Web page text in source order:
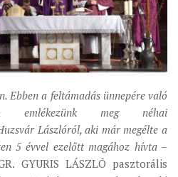
Ebben a feltámadás ünnepére való
emlékezünk meg néhai
Lászlóról, aki már megélte a
5 évvel ezelőtt magához hívta–
GYURIS LÁSZLÓ pasztorális